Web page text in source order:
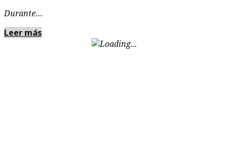
Durante…
Leer más